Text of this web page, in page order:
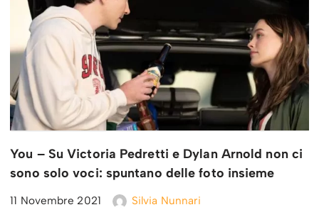
You – Su Victoria Pedretti e Dylan Arnold non ci
sono solo voci: spuntano delle foto insieme
11 Novembre 2021 Silvia Nunnari